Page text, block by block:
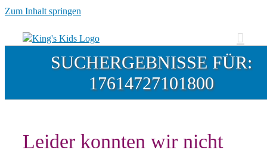
Zum Inhalt springen
SUCHERGEBNISSE FÜR:
17614727101800
Leider konnten wir nicht